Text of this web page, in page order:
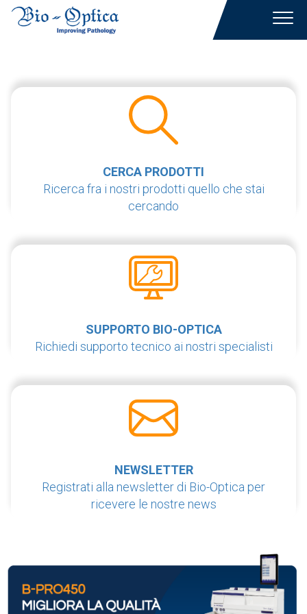
CERCA PRODOTTI
Ricerca fra i nostri prodotti quello che stai
cercando
SUPPORTO BIO-OPTICA
Richiedi supporto tecnico ai nostri specialisti
NEWSLETTER
Registrati alla newsletter di Bio-Optica per
ricevere le nostre news